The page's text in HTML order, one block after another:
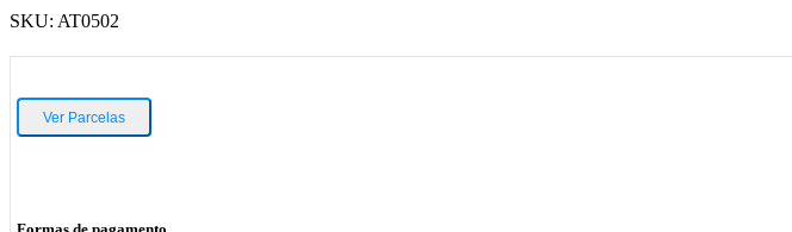
SKU: AT0502
Ver Parcelas